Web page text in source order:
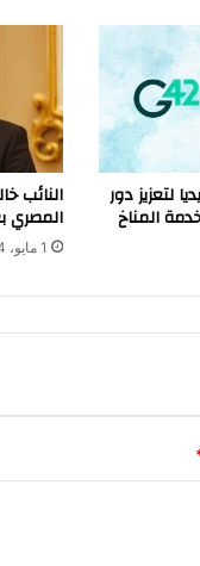
42 وإنفيديا لتعزيز دور
المناخ
النائب
المصري
1 مايو، 2024